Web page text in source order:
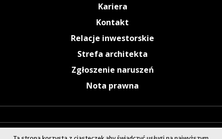
Kariera
Kontakt
Relacje inwestorskie
Strefa architekta
Zgłoszenie naruszeń
Nota prawna